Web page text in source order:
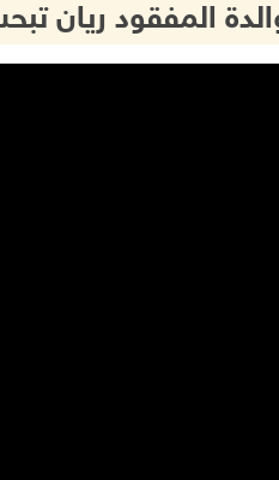
المفقود ريان